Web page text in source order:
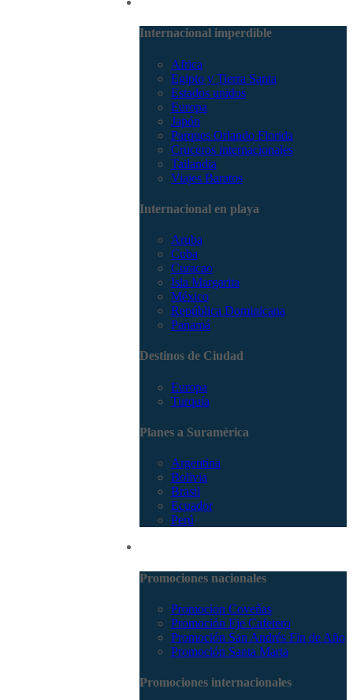
Internacional imperdible
Africa
Egipto y Tierra Santa
Estados unidos
Europa
Japón
Parques Orlando Florida
Cruceros internacionales
Tailandia
Viajes Baratos
Internacional en playa
Aruba
Cuba
Curacao
Isla Margarita
México
República Dominicana
Panamá
Destinos de Ciudad
Europa
Turquía
Planes a Suramérica
Argentina
Bolivia
Brasil
Ecuador
Perú
Promociones nacionales
Promocion Coveñas
Promoción Eje Cafetero
Promoción San Andrés Fin de Año
Promoción Santa Marta
Promociones internacionales